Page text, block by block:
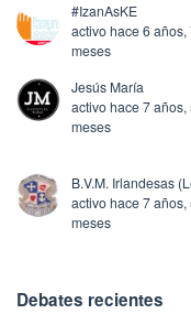
#IzanAsKE
activo hace 6 años,
meses
Jesús María
activo hace 7 años,
meses
B.V.M. Irlandesas
activo hace 7 años,
meses
Debates recientes